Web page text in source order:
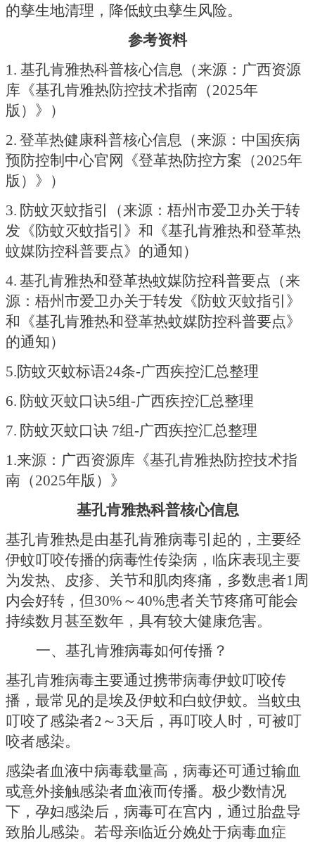
的孳生地清理，降低蚊虫孳生风险。
参考资料
1. 基孔肯雅热科普核心信息（来源：广西资源
库《基孔肯雅热防控技术指南（2025年
版）》）
2. 登革热健康科普核心信息（来源：中国疾病
预防控制中心官网《登革热防控方案（2025年
版）》）
3. 防蚊灭蚊指引（来源：梧州市爱卫办关于转
发《防蚊灭蚊指引》和《基孔肯雅热和登革热
蚊媒防控科普要点》的通知）
4. 基孔肯雅热和登革热蚊媒防控科普要点（来
源：梧州市爱卫办关于转发《防蚊灭蚊指引》
和《基孔肯雅热和登革热蚊媒防控科普要点》
的通知）
5.防蚊灭蚊标语24条-广西疾控汇总整理
6. 防蚊灭蚊口诀5组-广西疾控汇总整理
7. 防蚊灭蚊口诀 7组-广西疾控汇总整理
1.来源：广西资源库《基孔肯雅热防控技术指
南（2025年版）》
基孔肯雅热科普核心信息
基孔肯雅热是由基孔肯雅病毒引起的，主要经
伊蚊叮咬传播的病毒性传染病，临床表现主要
为发热、皮疹、关节和肌肉疼痛，多数患者1周
内会好转，但30%～40%患者关节疼痛可能会
持续数月甚至数年，具有较大健康危害。
一、基孔肯雅病毒如何传播？
基孔肯雅病毒主要通过携带病毒伊蚊叮咬传
播，最常见的是埃及伊蚊和白蚊伊蚊。当蚊虫
叮咬了感染者2～3天后，再叮咬人时，可被叮
咬者感染。
感染者血液中病毒载量高，病毒还可通过输血
或意外接触感染者血液而传播。极少数情况
下，孕妇感染后，病毒可在宫内，通过胎盘导
致胎儿感染。若母亲临近分娩处于病毒血症